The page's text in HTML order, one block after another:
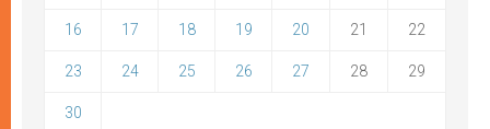
16 17 18 19 20 21 22
23 24 25 26 27 28 29
30